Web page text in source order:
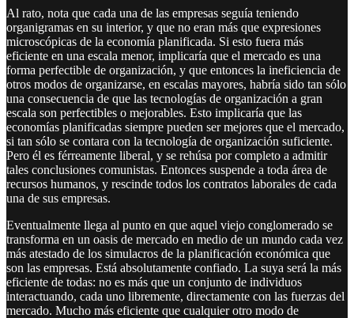
Al rato, nota que cada una de las empresas seguía teniendo
organigramas en su interior, y que no eran más que expresiones
microscópicas de la economía planificada. Si esto fuera más
eficiente en una escala menor, implicaría que el mercado es una
forma perfectible de organización, y que entonces la ineficiencia de
otros modos de organizarse, en escalas mayores, habría sido tan sólo
una consecuencia de que las tecnologías de organización a gran
escala son perfectibles o mejorables. Esto implicaría que las
economías planificadas siempre pueden ser mejores que el mercado,
si tan sólo se contara con la tecnología de organización suficiente.
Pero él es férreamente liberal, y se rehúsa por completo a admitir
tales conclusiones comunistas. Entonces suspende a toda área de
recursos humanos, y rescinde todos los contratos laborales de cada
una de sus empresas.
Eventualmente llega al punto en que aquel viejo conglomerado se
transforma en un oasis de mercado en medio de un mundo cada vez
más atestado de los simulacros de la planificación económica que
son las empresas. Está absolutamente confiado. La suya será la más
eficiente de todas: no es más que un conjunto de individuos
interactuando, cada uno libremente, directamente con las fuerzas del
mercado. Mucho más eficiente que cualquier otro modo de